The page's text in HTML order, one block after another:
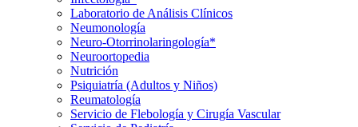
Laboratorio de Análisis Clínicos
Neumonología
Neuro-Otorrinolaringología*
Neuroortopedia
Nutrición
Psiquiatría (Adultos y Niños)
Reumatología
Servicio de Flebología y Cirugía Vascular